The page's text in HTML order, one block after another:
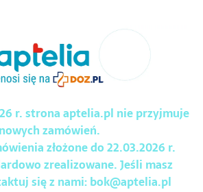
r. strona aptelia.pl nie przyjmuje
nowych zamówień.
złożone do 22.03.2026 r.
zrealizowane. Jeśli masz
się z nami:bok@aptelia.pl